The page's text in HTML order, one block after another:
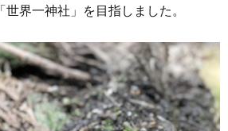
界一神社」を目指しました。